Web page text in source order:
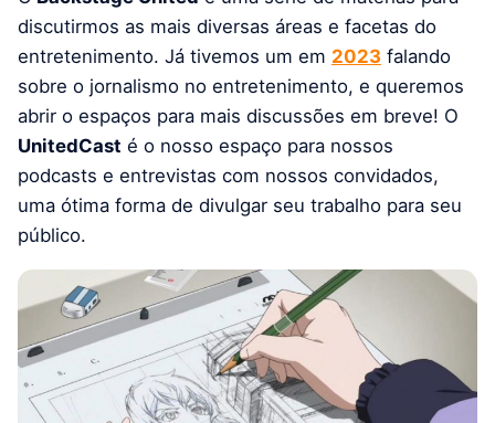
discutirmos as mais diversas áreas e facetas do
entretenimento. Já tivemos um em 2023 falando
sobre o jornalismo no entretenimento, e queremos
abrir o espaços para mais discussões em breve! O
UnitedCast é o nosso espaço para nossos
podcasts e entrevistas com nossos convidados,
uma ótima forma de divulgar seu trabalho para seu
público.